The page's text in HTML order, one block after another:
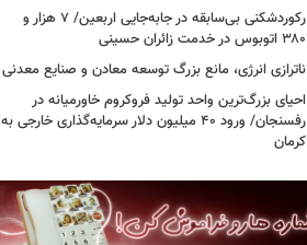
رکوردشکنی بی‌سابقه در جابه‌جایی اربعین/ ۷ هزار و
۳۸۰ اتوبوس در خدمت زائران حسینی
ناترازی انرژی، مانع بزرگ توسعه معادن و صنایع معدنی
احیای بزرگ‌ترین واحد تولید فروکروم خاورمیانه در
رفسنجان/ ورود ۴۰ میلیون دلار سرمایه‌گذاری خارجی به
کرمان